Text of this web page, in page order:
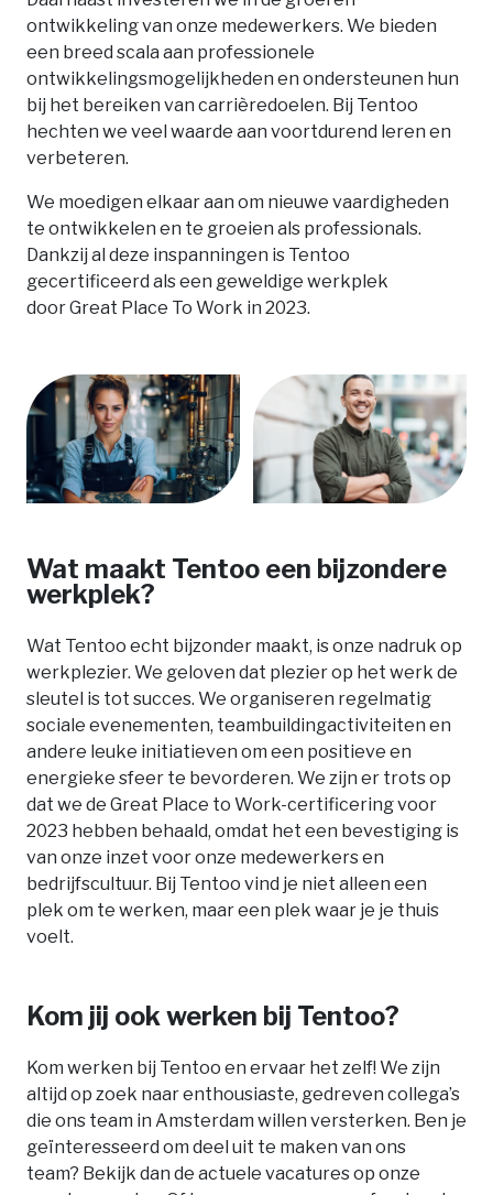
ontwikkeling van onze medewerkers. We bieden
een breed scala aan professionele
ontwikkelingsmogelijkheden en ondersteunen hun
bij het bereiken van carrièredoelen. Bij Tentoo
hechten we veel waarde aan voortdurend leren en
verbeteren.
We moedigen elkaar aan om nieuwe vaardigheden
te ontwikkelen en te groeien als professionals.
Dankzij al deze inspanningen is Tentoo
gecertificeerd als een geweldige werkplek
door Great Place To Work in 2023.
Wat maakt Tentoo een bijzondere
werkplek?
Wat Tentoo echt bijzonder maakt, is onze nadruk op
werkplezier. We geloven dat plezier op het werk de
sleutel is tot succes. We organiseren regelmatig
sociale evenementen, teambuildingactiviteiten en
andere leuke initiatieven om een positieve en
energieke sfeer te bevorderen. We zijn er trots op
dat we de Great Place to Work-certificering voor
2023 hebben behaald, omdat het een bevestiging is
van onze inzet voor onze medewerkers en
bedrijfscultuur. Bij Tentoo vind je niet alleen een
plek om te werken, maar een plek waar je je thuis
voelt.
Kom jij ook werken bij Tentoo?
Kom werken bij Tentoo en ervaar het zelf! We zijn
altijd op zoek naar enthousiaste, gedreven collega’s
die ons team in Amsterdam willen versterken. Ben je
geïnteresseerd om deel uit te maken van ons
team? Bekijk dan de actuele vacatures op onze